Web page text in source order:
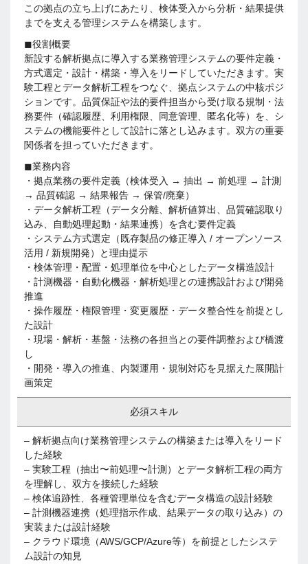
この拠点の立ち上げにあたり、検体受入から分析・結果提供
までを支える管理システムを構築します。
◼︎役割概要
新設する解析拠点に導入する業務管理システムの要件定義・
方式選定・設計・構築・導入をリードしていただきます。実
験工程とデータ解析工程をつなぐ、拠点システムの中核ポジ
ションです。品質保証や法的要件担当から受け取る規制・法
務要件（確認履歴、利用権限、同意管理、匿名化等）を、シ
ステムの機能要件として設計に落とし込みます。双方の重要
関係者を担っていただきます。
◼︎業務内容
・拠点業務の要件定義（検体受入 → 抽出 → 前処理 → 計測
→ 品質確認 → 結果報告 → 保管/廃棄）
・データ解析工程（データ分離、解析値算出、品質確認取り
込み、自動処理起動・結果連携）を含む要件定義
・システム方式選定（既存製品の修正導入 / オープンソース
活用 / 新規開発）と理由提示
・検体管理・配置・処理単位を中心としたデータ構造設計
・計測機器・自動化機器・解析処理との連携設計および開発
推進
・操作履歴・権限管理・変更履歴・データ整合性を前提とし
た設計
・現場・解析・基盤・法務の各担当との要件調整および橋渡
し
・開発・導入の推進、内製運用・規制対応を見据えた展開計
画策定
必須スキル
– 解析拠点向け業務管理システムの構築または導入をリード
した経験
– 実験工程（抽出〜前処理〜計測）とデータ解析工程の両方
を理解し、双方を接続した経験
– 検体追跡性、各種管理単位を含むデータ構造の設計経験
– 計測機器連携（処理指示作成、結果データの取り込み）の
実装または設計経験
– クラウド環境（AWS/GCP/Azure等）を前提としたシステ
ム設計の知見